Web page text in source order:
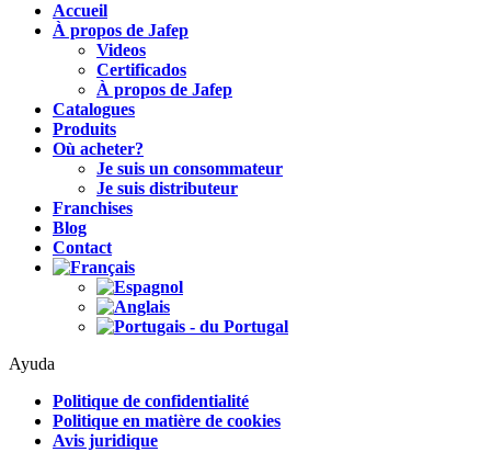
Accueil
À propos de Jafep
Videos
Certificados
À propos de Jafep
Catalogues
Produits
Où acheter?
Je suis un consommateur
Je suis distributeur
Franchises
Blog
Contact
Ayuda
Politique de confidentialité
Politique en matière de cookies
Avis juridique